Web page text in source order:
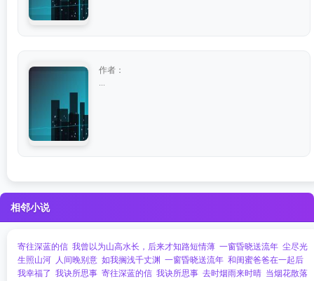
作者：
相邻小说
寄往深蓝的信 我曾以为山高水长，后来才知路短情薄 一窗昏晓送流年 尘尽光
生照山河 人间晚别意 如我搁浅千丈渊 一窗昏晓送流年 和闺蜜爸爸在一起后
我幸福了 我诀所思事 寄往深蓝的信 我诀所思事 去时烟雨来时晴 当烟花散落